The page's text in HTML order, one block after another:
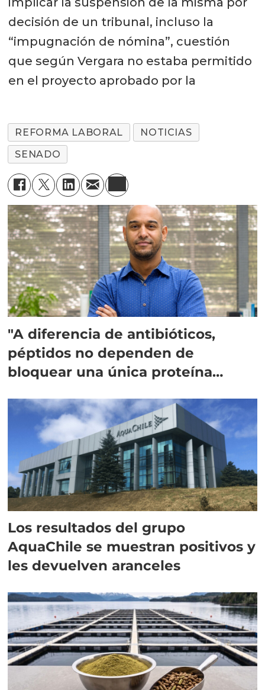
decisión de un tribunal, incluso la
“impugnación de nómina”, cuestión
que según Vergara no estaba permitido
en el proyecto aprobado por la
REFORMA LABORAL
NOTICIAS
SENADO
"A diferencia de antibióticos,
péptidos no dependen de
bloquear una única proteína
Los resultados del grupo
AquaChile se muestran positivos y
les devuelven aranceles